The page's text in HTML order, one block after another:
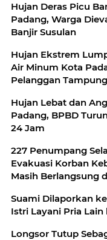
Hujan Deras Picu
Padang, Warga
Banjir Susulan
Hujan Ekstrem
Air Minum Kota
Pelanggan
Hujan Lebat dan
Padang, BPBD
24 Jam
227 Penumpang
Evakuasi Korban
Masih Berlangsung
Suami Dilaporkan
Istri Layani Pria
Longsor Tutup